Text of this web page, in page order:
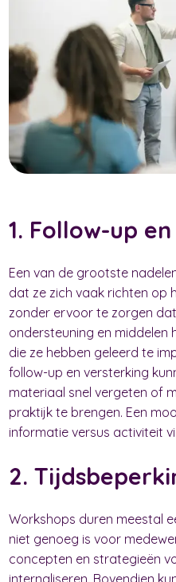
1. Follow-up
Een van de grootste
dat ze zich vaak richten op
zonder ervoor te zorgen
ondersteuning en middelen
die ze hebben geleerd te
follow-up en versterking
materiaal snel vergeten of
praktijk te brengen. Een
informatie versus activiteit
2.
Workshops duren meestal
niet genoeg is voor
concepten en strategieën
internaliseren. Bovendien